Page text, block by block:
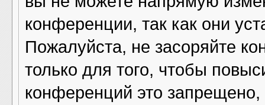
конференции, так как они
Пожалуйста, не засоряйте
только для того, чтобы
конференций это